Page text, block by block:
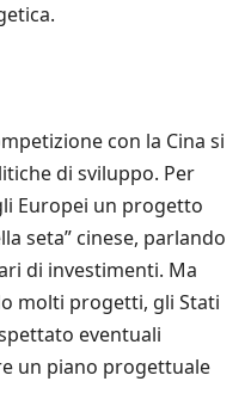
con la Cina si
di sviluppo. Per
Europei un progetto
seta” cinese, parlando
di investimenti. Ma
molti progetti, gli Stati
eventuali
un piano progettuale